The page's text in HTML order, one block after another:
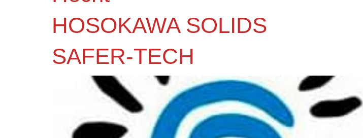
HOSOKAWA SOLIDS
SAFER-TECH